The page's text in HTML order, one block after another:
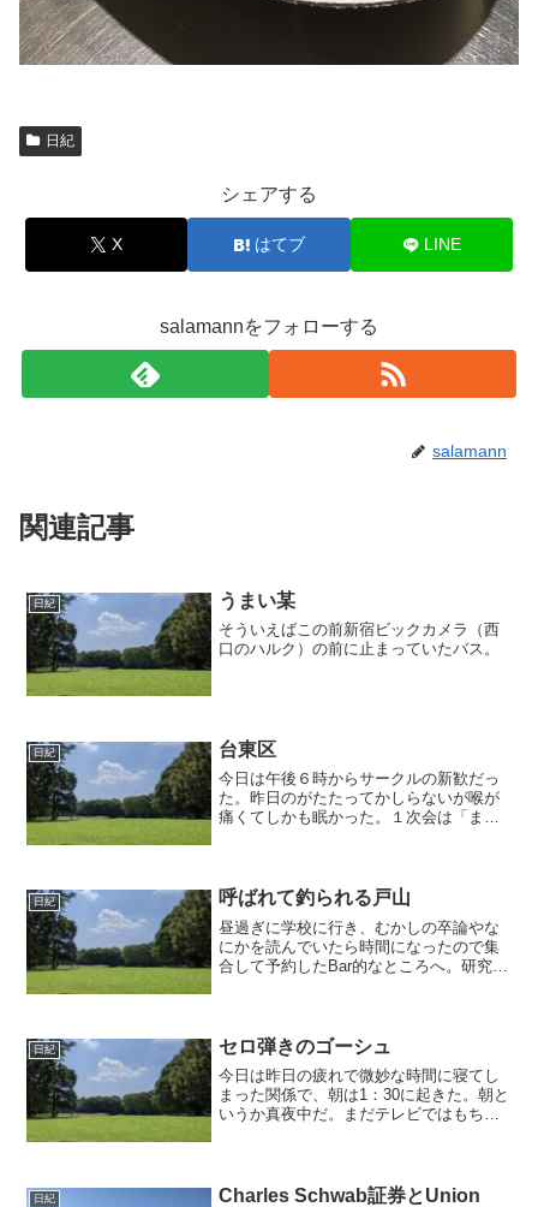
日紀
シェアする
X はてブ LINE
salamannをフォローする
salamann
関連記事
日紀 うまい某
そういえばこの前新宿ビックカメラ（西
口のハルク）の前に止まっていたバス。
日紀 台東区
今日は午後６時からサークルの新歓だっ
た。昨日のがたたってかしらないが喉が
痛くてしかも眠かった。１次会は「まん
は前回よりもだいぶ体育会...
日紀 呼ばれて釣られる戸山
昼過ぎに学校に行き、むかしの卒論やな
にかを読んでいたら時間になったので集
合して予約したBar的なところへ。研究室
んだ。プレゼントにし...
日紀 セロ弾きのゴーシュ
今日は昨日の疲れで微妙な時間に寝てし
まった関係で、朝は1：30に起きた。朝と
いうか真夜中だ。まだテレビではもちろ
たら13：00くらい...
日紀
Charles Schwab証券とUnion